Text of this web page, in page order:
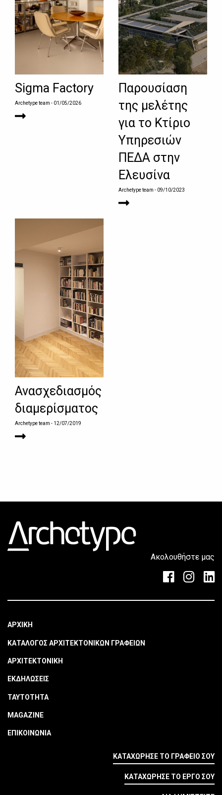
Sigma Factory
Archetype team - 01/05/2026
Παρουσίαση
της μελέτης
για το Κτίριο
Υπηρεσιών
ΠΕΔΑ στην
Ελευσίνα
Archetype team - 09/10/2023
Ανασχεδιασμός
διαμερίσματος
Archetype team - 12/07/2019
Ακολουθήστε μας
ΑΡΧΙΚΗ
ΚΑΤΑΛΟΓΟΣ ΑΡΧΙΤΕΚΤΟΝΙΚΩΝ ΓΡΑΦΕΙΩΝ
ΑΡΧΙΤΕΚΤΟΝΙΚΗ
ΕΚΔΗΛΩΣΕΙΣ
ΤΑΥΤΟΤΗΤΑ
MAGAZINE
ΕΠΙΚΟΙΝΩΝΙΑ
ΚΑΤΑΧΩΡΗΣΕ ΤΟ ΓΡΑΦΕΙΟ ΣΟΥ
ΚΑΤΑΧΩΡΗΣΕ ΤΟ ΕΡΓΟ ΣΟΥ